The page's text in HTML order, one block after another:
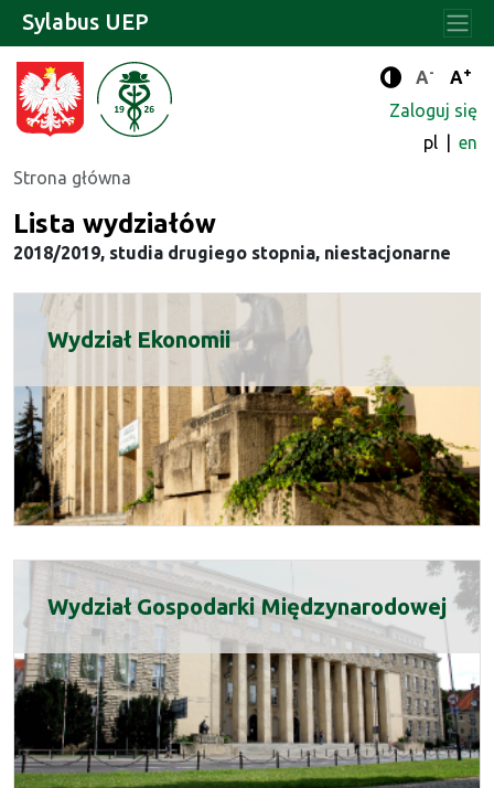
Tryb
A- A+
Zaloguj się
pl
en
Strona główna
Sylabus UEP
Lista wydziałów
2018/2019, studia drugiego stopnia, niestacjonarne
Wydział Ekonomii
Wydział Gospodarki Międzynarodowej